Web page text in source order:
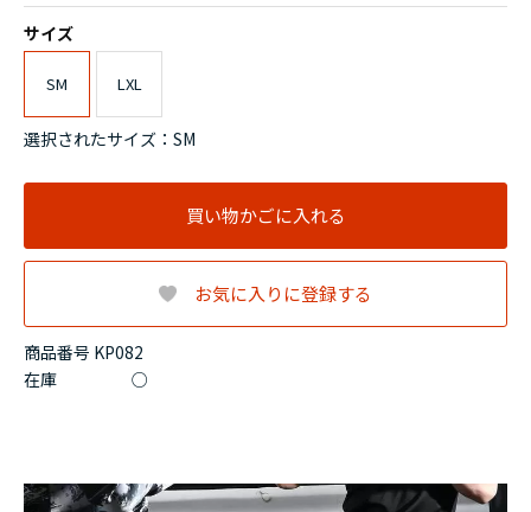
商品番号 KP082
在庫 ○
サイズ
SM LXL
選択されたサイズ：SM
買い物かごに入れる
お気に入りに登録する